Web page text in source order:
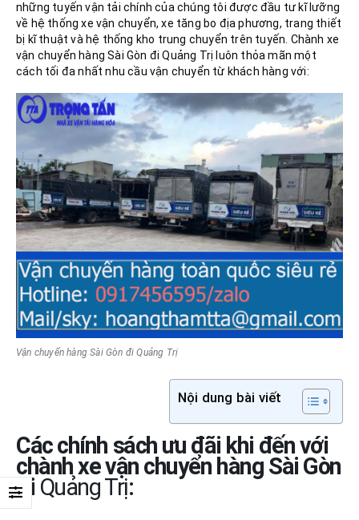
những tuyến vận tải chính của chúng tôi được đầu tư kĩ lưỡng
về hệ thống xe vận chuyển, xe tăng bo địa phương, trang thiết
bị kĩ thuật và hệ thống kho trung chuyển trên tuyến. Chành xe
vận chuyển hàng Sài Gòn đi Quảng Trị luôn thỏa mãn một
cách tối đa nhất nhu cầu vận chuyển từ khách hàng với:
Vận chuyển hàng Sài Gòn đi Quảng Trị
Nội dung bài viết
Các chính sách ưu đãi khi đến với
chành xe vận chuyển hàng Sài Gòn
đi Quảng Trị: